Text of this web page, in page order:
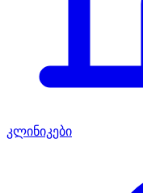
კლინიკები